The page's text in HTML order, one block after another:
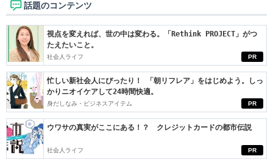
話題のコンテンツ
PR
視点を変えれば、世の中は変わる。「Rethink PROJECT」がつ
たえたいこと。
社会人ライフ
PR
忙しい新社会人にぴったり！ 「朝リフレア」をはじめよう。しっ
かりニオイケアして24時間快適。
身だしなみ・ビジネスアイテム
PR
ウワサの真実がここにある！？ クレジットカードの都市伝説
社会人ライフ